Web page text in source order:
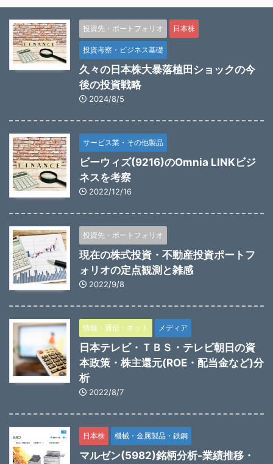
投資先・ポートフォリオ 日本株
投資考察・ビジネス基礎
久々の日本株大暴落植田ショックの今
後の投資戦略
2024/8/5
サービス業・その他製品
ビーウィズ(9216)のOmnia LINKビジ
ネスを考察
2022/12/16
投資先・ポートフォリオ
現在の株式投資・不動産投資ポートフ
ォリオの定点観測と雑感
2022/9/8
情報・通信・ネット メディア
日本テレビ・ＴＢＳ・テレビ朝日の資
本政策・株主還元(ROE・配当金など)分
析
2022/8/7
日本株 機械・金属製品・鉄鋼
マルゼン(5982)銘柄分析-業績推移・